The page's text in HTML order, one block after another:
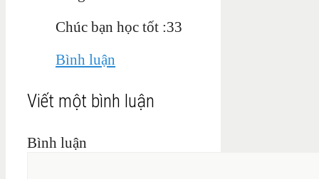
Chúc bạn học tốt :33
Bình luận
Viết một bình luận
Bình luận